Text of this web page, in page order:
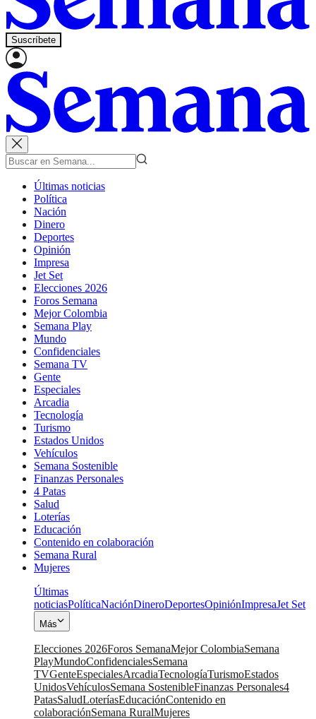
Suscríbete
Últimas noticias
Política
Nación
Dinero
Deportes
Opinión
Impresa
Jet Set
Elecciones 2026
Foros Semana
Mejor Colombia
Semana Play
Mundo
Confidenciales
Semana TV
Gente
Especiales
Arcadia
Tecnología
Turismo
Estados Unidos
Vehículos
Semana Sostenible
Finanzas Personales
4 Patas
Salud
Loterías
Educación
Contenido en colaboración
Semana Rural
Mujeres
Últimas
noticiasPolíticaNaciónDineroDeportesOpiniónImpresaJet Set
Más
Elecciones 2026Foros SemanaMejor ColombiaSemana
PlayMundoConfidencialesSemana
TVGenteEspecialesArcadiaTecnologíaTurismoEstados
UnidosVehículosSemana SostenibleFinanzas Personales4
PatasSaludLoteríasEducaciónContenido en
colaboraciónSemana RuralMujeres